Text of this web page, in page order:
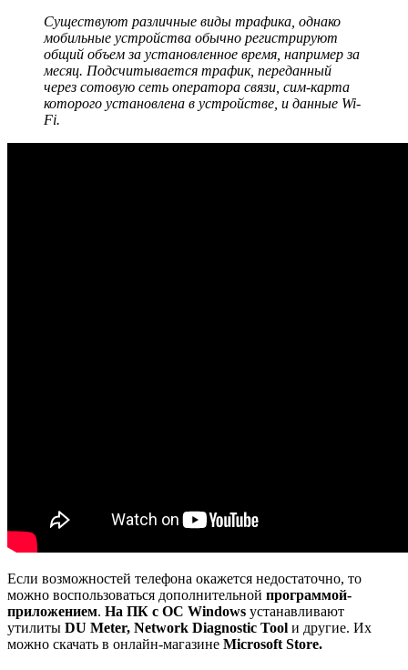
Существуют различные виды трафика, однако
мобильные устройства обычно регистрируют
общий объем за установленное время, например за
месяц. Подсчитывается трафик, переданный
через сотовую сеть оператора связи, сим-карта
которого установлена в устройстве, и данные Wi-
Fi.
Если возможностей телефона окажется недостаточно, то
можно воспользоваться дополнительной программой-
приложением. На ПК с ОС Windows устанавливают
утилиты DU Meter, Network Diagnostic Tool и другие. Их
можно скачать в онлайн-магазине Microsoft Store.